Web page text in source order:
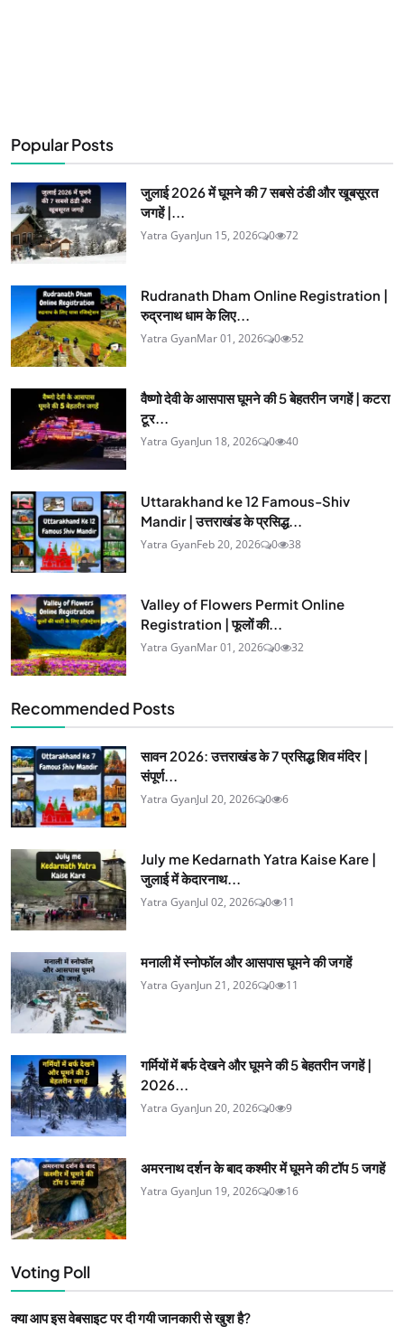
Popular Posts
जुलाई 2026 में घूमने की 7 सबसे ठंडी और खूबसूरत
जगहें |...
Yatra GyanJun 15, 2026 0 72
Rudranath Dham Online Registration |
रुद्रनाथ धाम के लिए...
Yatra GyanMar 01, 2026 0 52
वैष्णो देवी के आसपास घूमने की 5 बेहतरीन जगहें | कटरा
टूर...
Yatra GyanJun 18, 2026 0 40
Uttarakhand ke 12 Famous-Shiv
Mandir | उत्तराखंड के प्रसिद्ध...
Yatra GyanFeb 20, 2026 0 38
Valley of Flowers Permit Online
Registration | फूलों की...
Yatra GyanMar 01, 2026 0 32
Recommended Posts
सावन 2026: उत्तराखंड के 7 प्रसिद्ध शिव मंदिर |
संपूर्ण...
Yatra GyanJul 20, 2026 0 6
July me Kedarnath Yatra Kaise Kare |
जुलाई में केदारनाथ...
Yatra GyanJul 02, 2026 0 11
मनाली में स्नोफॉल और आसपास घूमने की जगहें
Yatra GyanJun 21, 2026 0 11
गर्मियों में बर्फ देखने और घूमने की 5 बेहतरीन जगहें |
2026...
Yatra GyanJun 20, 2026 0 9
अमरनाथ दर्शन के बाद कश्मीर में घूमने की टॉप 5 जगहें
Yatra GyanJun 19, 2026 0 16
Voting Poll
क्या आप इस वेबसाइट पर दी गयी जानकारी से खुश है?